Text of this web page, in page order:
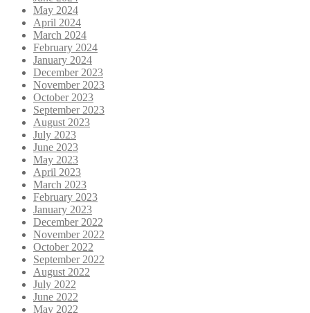
May 2024
April 2024
March 2024
February 2024
January 2024
December 2023
November 2023
October 2023
September 2023
August 2023
July 2023
June 2023
May 2023
April 2023
March 2023
February 2023
January 2023
December 2022
November 2022
October 2022
September 2022
August 2022
July 2022
June 2022
May 2022